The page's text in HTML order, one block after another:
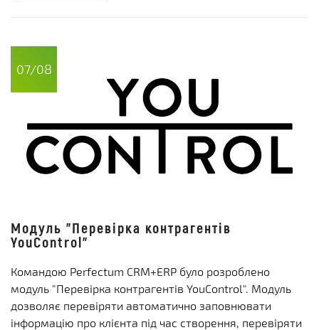
07/08
Модуль "Перевірка контрагентів
YouControl"
Командою Perfectum CRM+ERP було розроблено
модуль "Перевірка контрагентів YouControl". Модуль
дозволяє перевіряти автоматично заповнювати
інформацію про клієнта під час створення, перевіряти